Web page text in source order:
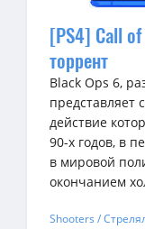
[PS4] Call
торрент
Black Ops 6,
представляет
действие
90-х годов, в
в мировой
окончанием
Shooters /